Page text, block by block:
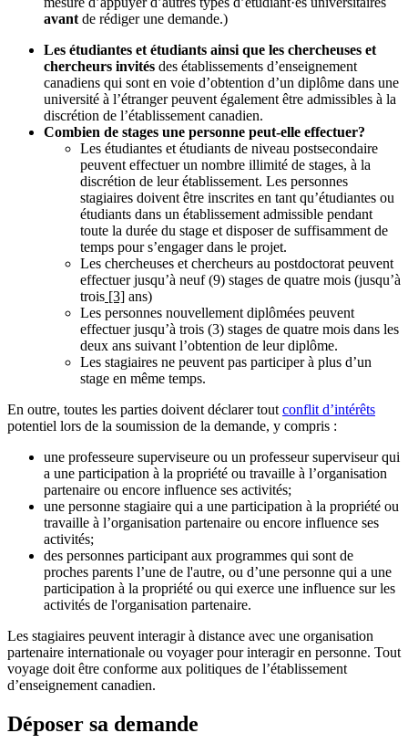
avant de rédiger une demande.)
Les étudiantes et étudiants ainsi que les chercheuses et
chercheurs invités des établissements d’enseignement
canadiens qui sont en voie d’obtention d’un diplôme dans une
université à l’étranger peuvent également être admissibles à la
discrétion de l’établissement canadien.
Combien de stages une personne peut-elle effectuer?
Les étudiantes et étudiants de niveau postsecondaire
peuvent effectuer un nombre illimité de stages, à la
discrétion de leur établissement. Les personnes
stagiaires doivent être inscrites en tant qu’étudiantes ou
étudiants dans un établissement admissible pendant
toute la durée du stage et disposer de suffisamment de
temps pour s’engager dans le projet.
Les chercheuses et chercheurs au postdoctorat peuvent
effectuer jusqu’à neuf (9) stages de quatre mois (jusqu’à
trois [3] ans)
Les personnes nouvellement diplômées peuvent
effectuer jusqu’à trois (3) stages de quatre mois dans les
deux ans suivant l’obtention de leur diplôme.
Les stagiaires ne peuvent pas participer à plus d’un
stage en même temps.
En outre, toutes les parties doivent déclarer tout conflit d’intérêts
potentiel lors de la soumission de la demande, y compris :
une professeure superviseure ou un professeur superviseur qui
a une participation à la propriété ou travaille à l’organisation
partenaire ou encore influence ses activités;
une personne stagiaire qui a une participation à la propriété ou
travaille à l’organisation partenaire ou encore influence ses
activités;
des personnes participant aux programmes qui sont de
proches parents l’une de l'autre, ou d’une personne qui a une
participation à la propriété ou qui exerce une influence sur les
activités de l'organisation partenaire.
Les stagiaires peuvent interagir à distance avec une organisation
partenaire internationale ou voyager pour interagir en personne. Tout
voyage doit être conforme aux politiques de l’établissement
d’enseignement canadien.
Déposer sa demande